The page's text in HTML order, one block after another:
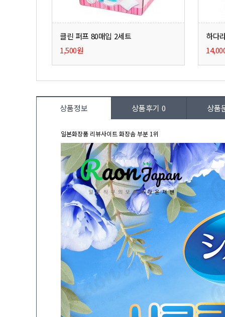
클린 퍼프 80매입 2세트
1,500원
하다
상품정보 상품후기0 상품
일본화장품 리뷰사이트 화장솜 부분 1위